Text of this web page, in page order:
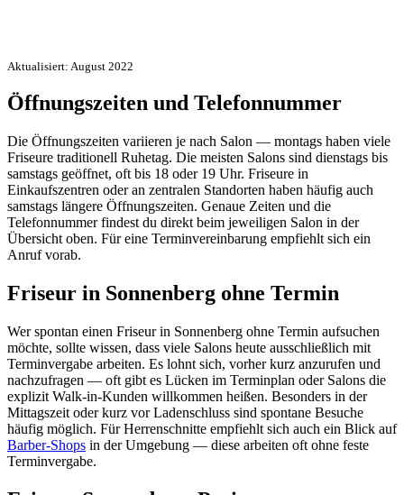
Aktualisiert: August 2022
Öffnungszeiten und Telefonnummer
Die Öffnungszeiten variieren je nach Salon — montags haben viele
Friseure traditionell Ruhetag. Die meisten Salons sind dienstags bis
samstags geöffnet, oft bis 18 oder 19 Uhr. Friseure in
Einkaufszentren oder an zentralen Standorten haben häufig auch
samstags längere Öffnungszeiten. Genaue Zeiten und die
Telefonnummer findest du direkt beim jeweiligen Salon in der
Übersicht oben. Für eine Terminvereinbarung empfiehlt sich ein
Anruf vorab.
Friseur in Sonnenberg ohne Termin
Wer spontan einen Friseur in Sonnenberg ohne Termin aufsuchen
möchte, sollte wissen, dass viele Salons heute ausschließlich mit
Terminvergabe arbeiten. Es lohnt sich, vorher kurz anzurufen und
nachzufragen — oft gibt es Lücken im Terminplan oder Salons die
explizit Walk-in-Kunden willkommen heißen. Besonders in der
Mittagszeit oder kurz vor Ladenschluss sind spontane Besuche
häufig möglich. Für Herrenschnitte empfiehlt sich auch ein Blick auf
Barber-Shops in der Umgebung — diese arbeiten oft ohne feste
Terminvergabe.